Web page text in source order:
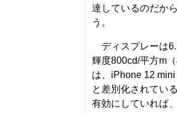
達しているのだか
う。
ディスプレーは
輝度800cd/平方m
は、iPhone 12
と差別化されてい
有効にしていれば